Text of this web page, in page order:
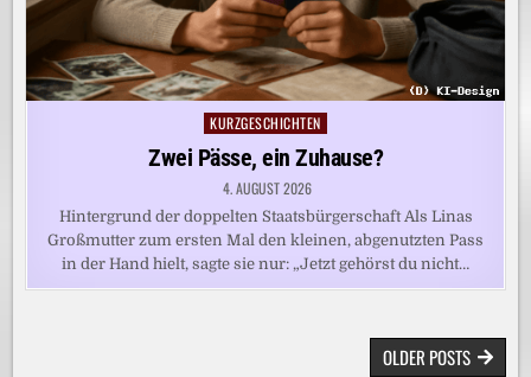
Posted
in
KURZGESCHICHTEN
Zwei Pässe, ein Zuhause?
4. AUGUST 2026
Hintergrund der doppelten Staatsbürgerschaft Als Linas
Großmutter zum ersten Mal den kleinen, abgenutzten Pass
in der Hand hielt, sagte sie nur: „Jetzt gehörst du nicht…
BEITRAGSNAVIGATIONOLDER POSTS